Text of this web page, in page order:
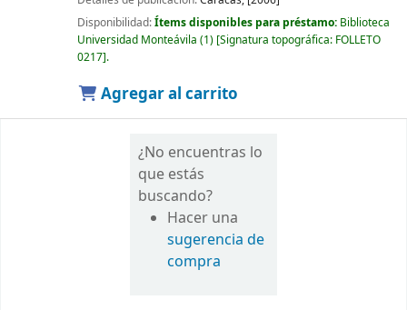
Disponibilidad:Ítems disponibles para préstamo: Biblioteca
Universidad Monteávila (1) Signatura topográfica: FOLLETO
0217 .
Agregar al carrito
¿No encuentras lo
que estás
buscando?
Hacer una
sugerencia de
compra